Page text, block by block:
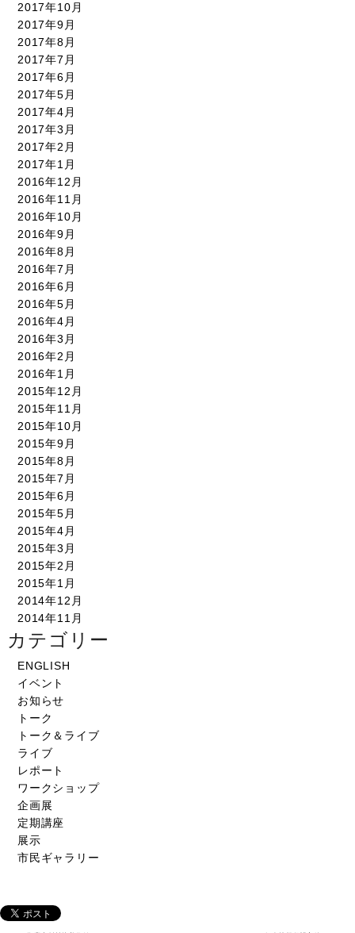
2017年10月
2017年9月
2017年8月
2017年7月
2017年6月
2017年5月
2017年4月
2017年3月
2017年2月
2017年1月
2016年12月
2016年11月
2016年10月
2016年9月
2016年8月
2016年7月
2016年6月
2016年5月
2016年4月
2016年3月
2016年2月
2016年1月
2015年12月
2015年11月
2015年10月
2015年9月
2015年8月
2015年7月
2015年6月
2015年5月
2015年4月
2015年3月
2015年2月
2015年1月
2014年12月
2014年11月
カテゴリー
ENGLISH
イベント
お知らせ
トーク
トーク＆ライブ
ライブ
レポート
ワークショップ
企画展
定期講座
展示
市民ギャラリー